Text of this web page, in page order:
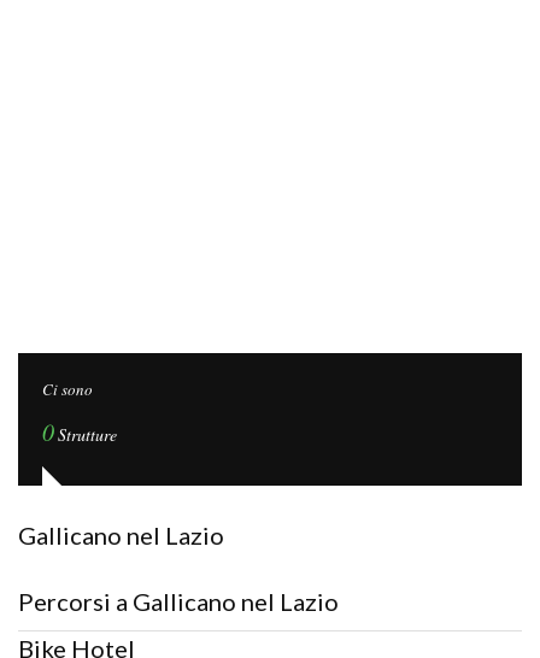
Ci sono
0Strutture
Gallicano nel Lazio
Percorsi a Gallicano nel Lazio
Bike Hotel